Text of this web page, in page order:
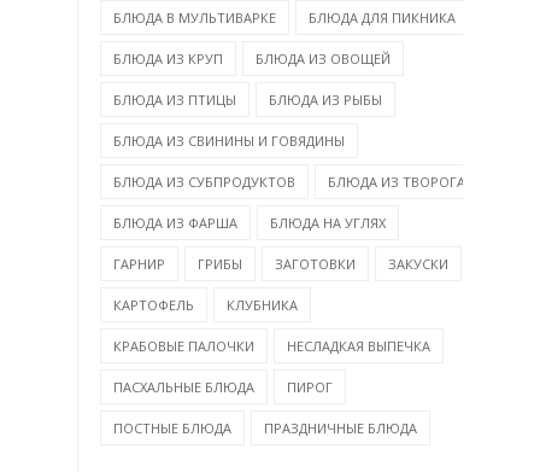
БЛЮДА В МУЛЬТИВАРКЕ БЛЮДА ДЛЯ ПИКНИКА
БЛЮДА ИЗ КРУП БЛЮДА ИЗ ОВОЩЕЙ
БЛЮДА ИЗ ПТИЦЫ БЛЮДА ИЗ РЫБЫ
БЛЮДА ИЗ СВИНИНЫ И ГОВЯДИНЫ
БЛЮДА ИЗ СУБПРОДУКТОВ БЛЮДА ИЗ ТВОРОГА
БЛЮДА ИЗ ФАРША БЛЮДА НА УГЛЯХ
ГАРНИР ГРИБЫ ЗАГОТОВКИ ЗАКУСКИ
КАРТОФЕЛЬ КЛУБНИКА
КРАБОВЫЕ ПАЛОЧКИ НЕСЛАДКАЯ ВЫПЕЧКА
ПАСХАЛЬНЫЕ БЛЮДА ПИРОГ
ПОСТНЫЕ БЛЮДА ПРАЗДНИЧНЫЕ БЛЮДА